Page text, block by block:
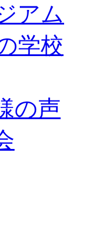
アム
学校
の声